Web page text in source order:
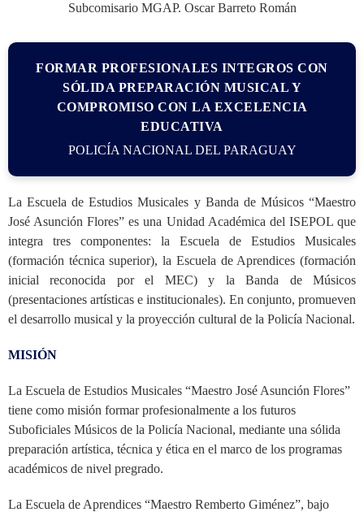
Subcomisario MGAP. Oscar Barreto Román
FORMAR PROFESIONALES INTEGROS CON
SÓLIDA PREPARACIÓN MUSICAL Y
COMPROMISO CON LA EXCELENCIA
EDUCATIVA
POLICÍA NACIONAL DEL PARAGUAY
La Escuela de Estudios Musicales y Banda de Músicos “Maestro
José Asunción Flores” es una Unidad Académica del ISEPOL que
integra tres componentes: la Escuela de Estudios Musicales
(formación técnica superior), la Escuela de Aprendices (formación
inicial reconocida por el MEC) y la Banda de Músicos
(presentaciones artísticas e institucionales). En conjunto, promueven
el desarrollo musical y la proyección cultural de la Policía Nacional.
MISIÓN
La Escuela de Estudios Musicales “Maestro José Asunción Flores”
tiene como misión formar profesionalmente a los futuros
Suboficiales Músicos de la Policía Nacional, mediante una sólida
preparación artística, técnica y ética en el marco de los programas
académicos de nivel pregrado.
La Escuela de Aprendices “Maestro Remberto Giménez”, bajo